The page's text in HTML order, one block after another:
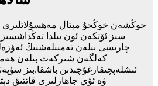
جوڭشەن خوڭجۇ مېتال مەھسۇلاتلىرى
سىز ئۆتكەن ئون يىلدا
چارىسى بىلەن تەمىنلەشنىڭ
كەلگەن شىركەت بىلەن
ئىشلەپچىقارغۇچىدىن باشقا.بىز
ۋە ئۆي جاھازلىرى قاتتىق